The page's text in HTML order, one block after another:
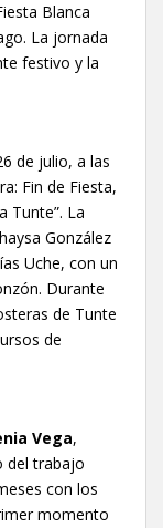
Blanca
La jornada
festivo y la
de julio, a las
Fin de Fiesta,
Tunte”. La
González
Uche, con un
Durante
de Tunte
de
Vega,
del trabajo
con los
momento